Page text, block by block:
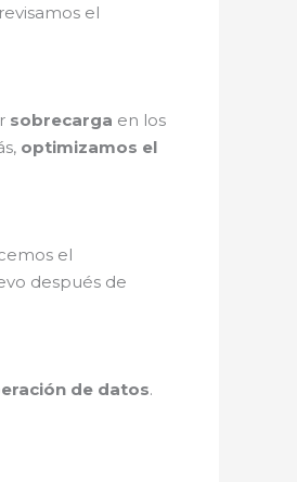
el
sobrecarga en los
optimizamos el
el
después de
de datos.